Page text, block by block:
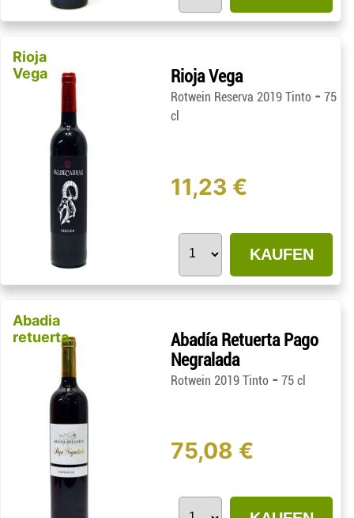
Rioja
Vega
Rioja Vega
Rotwein Reserva 2019 Tinto -75
cl
11,23 €
KAUFEN
Abadia
retuerta
Abadía Retuerta Pago
Negralada
Rotwein 2019 Tinto -75 cl
75,08 €